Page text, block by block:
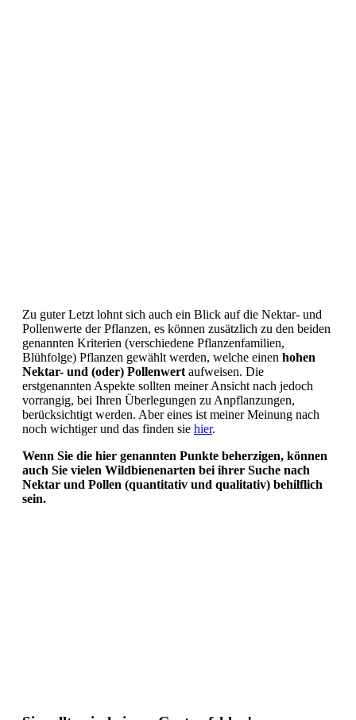
Zu guter Letzt lohnt sich auch ein Blick auf die Nektar- und
Pollenwerte der Pflanzen, es können zusätzlich zu den beiden
genannten Kriterien (verschiedene Pflanzenfamilien,
Blühfolge) Pflanzen gewählt werden, welche einen hohen
Nektar- und (oder) Pollenwert aufweisen. Die
erstgenannten Aspekte sollten meiner Ansicht nach jedoch
vorrangig, bei Ihren Überlegungen zu Anpflanzungen,
berücksichtigt werden. Aber eines ist meiner Meinung nach
noch wichtiger und das finden sie hier.
Wenn Sie die hier genannten Punkte beherzigen, können
auch Sie vielen Wildbienenarten bei ihrer Suche nach
Nektar und Pollen (quantitativ und qualitativ) behilflich
sein.